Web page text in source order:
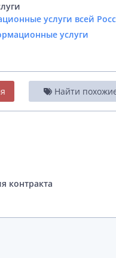
услуги всей
услуги
Найти
контракта